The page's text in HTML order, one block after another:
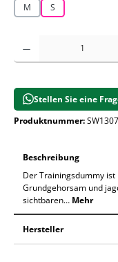
M S
Produkt Anzahl: Gib
Stellen Sie eine
Produktnummer:
Beschreibung
Der Trainingsdummy
Grundgehorsam und
sichtbaren… Mehr
Hersteller